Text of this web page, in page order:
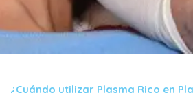
¿Cuándo utilizar Plasma Rico en